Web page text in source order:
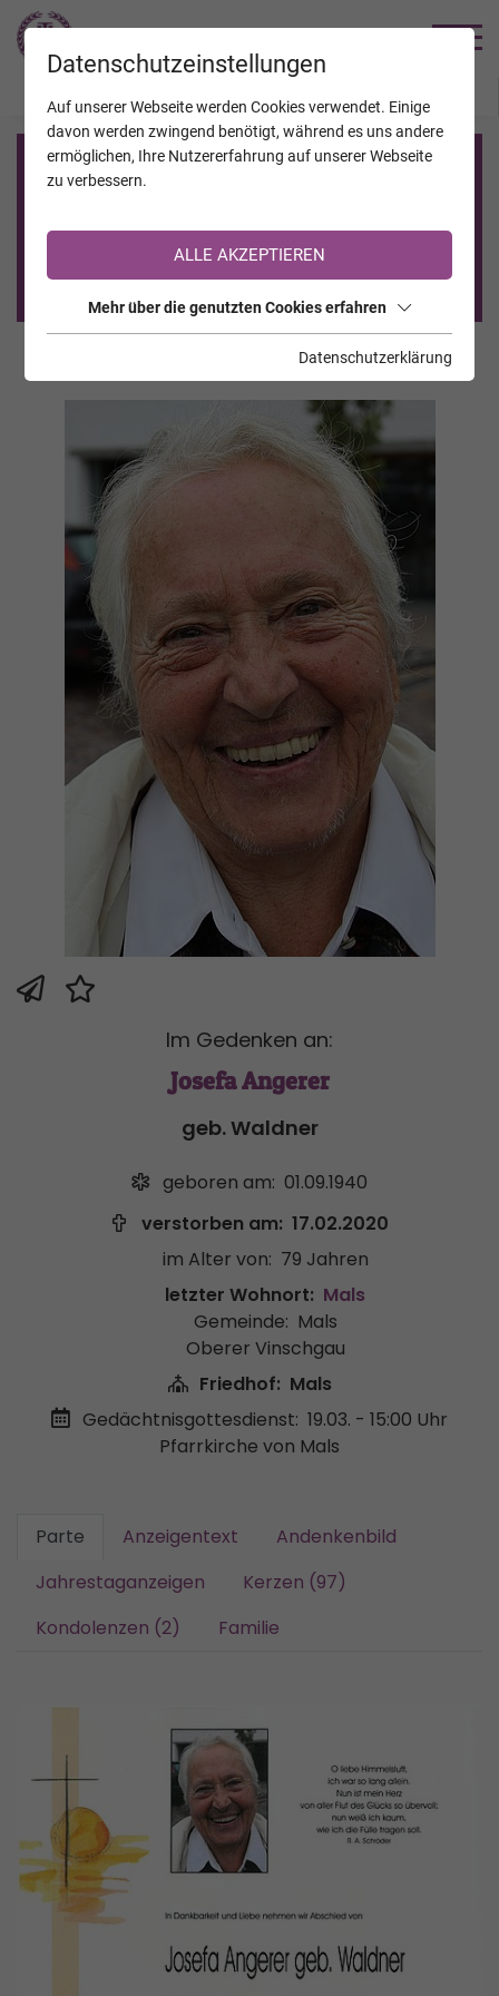
Registrierung auf TrauerHilfe.it
Sie sind noch nicht auf TrauerHilfe.it registriert?
>> zur kostenlosen Registrierung <<
Im Gedenken an:
Josefa Angerer
geb. Waldner
geboren am: 01.09.1940
verstorben am: 17.02.2020
im Alter von: 79 Jahren
letzter Wohnort: Mals
Gemeinde: Mals
Oberer Vinschgau
Friedhof: Mals
Gedächtnisgottesdienst: 19.03. - 15:00 Uhr
Pfarrkirche von Mals
Parte Anzeigentext
Andenkenbild
Jahrestaganzeigen
Kerzen (97)
Kondolenzen (2)
Familie
Datenschutzeinstellungen
Auf unserer Webseite werden Cookies verwendet. Einige
davon werden zwingend benötigt, während es uns andere
ermöglichen, Ihre Nutzererfahrung auf unserer Webseite
zu verbessern.
ALLE AKZEPTIEREN
Mehr über die genutzten Cookies erfahren
Datenschutzerklärung
JAHRESTAGE KALENDER VERSTORBENE